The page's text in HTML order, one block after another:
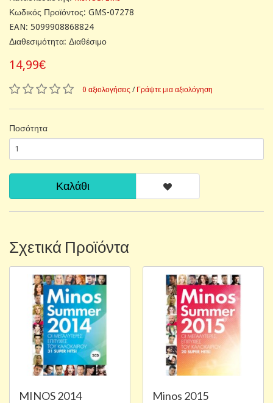
Κωδικός Προϊόντος: GMS-07278
EAN: 5099908868824
Διαθεσιμότητα: Διαθέσιμο
14,99€
0 αξιολογήσεις / Γράψτε μια αξιολόγηση
Ποσότητα
Καλάθι
Σχετικά Προϊόντα
MINOS 2014
Minos 2015